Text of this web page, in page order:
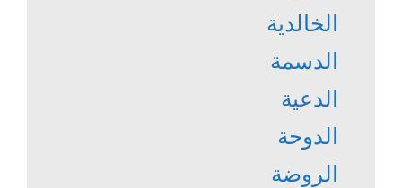
الخالدية
الدسمة
الدعية
الدوحة
الروضة